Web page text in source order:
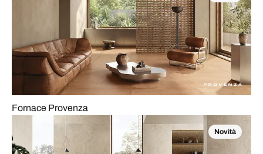
Fornace Provenza
Novità